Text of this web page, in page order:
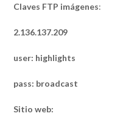
Claves FTP imágenes:
2.136.137.209
user: highlights
pass: broadcast
Sitio web: